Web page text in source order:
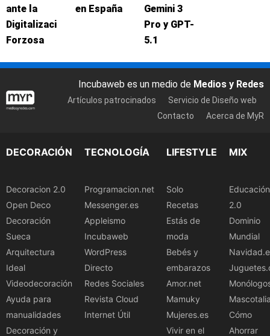
ante la
Digitalización
Forzosa
en España
Gemini 3
Pro y GPT-
5.1
Incubaweb es un medio de Medios y Redes
Artículos patrocinados
Servicio de Diseño web
Contacto
Acerca de MyR
DECORACIÓN
Decoracion 2.0
Open Deco
Decoración
Sueca
Arquitectura
Ideal
Videodecoración
Ayuda para
manualidades
Decoración y
TECNOLOGÍA
Programacion.net
Messenger.es
Appleismo
Incubaweb
WordPress
Directo
Redes Sociales
Revista Cloud
Internet Útil
LIFESTYLE
Solo
Recetas
Estás de
moda
Bebés y
embarazos
Amor.net
Mamuky
Mujeres.es
Vivir en el
MIX
Educación
2.0
Dominio
Mundial
Cómo
Ahorrar